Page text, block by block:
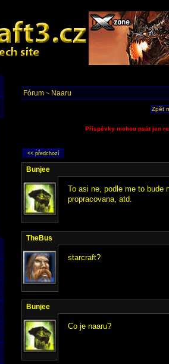
Fórum ~ Naaru
Zpět
Příspěvky mohou psát jen
Bunjee
To asi ne, podle me to bude
propracovana, atd.
TheBus
starcraft?
Bunjee
Co je naaru?